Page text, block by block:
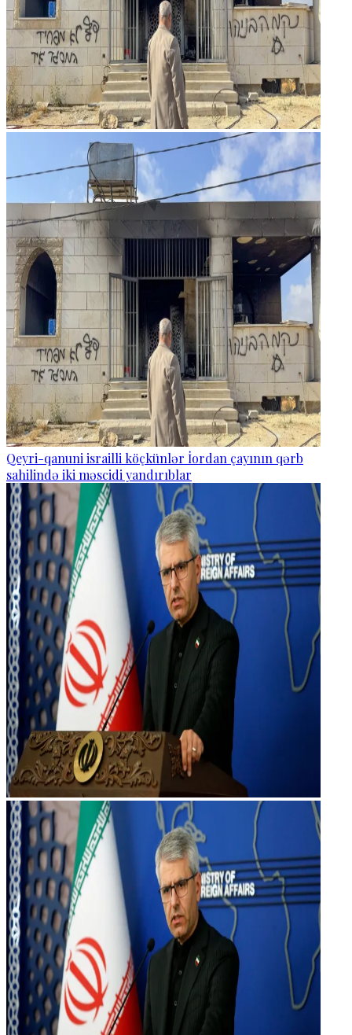
Qeyri-qanuni israilli köçkünlər İordan çayının qərb
sahilində iki məscidi yandırıblar